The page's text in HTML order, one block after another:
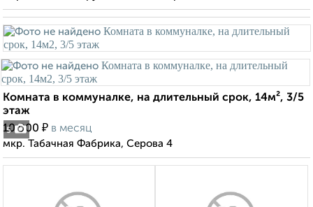
5
Комната в коммуналке, на длительный срок, 14м², 3/5
этаж
10 000 ₽ в месяц
мкр. Табачная Фабрика, Серова 4